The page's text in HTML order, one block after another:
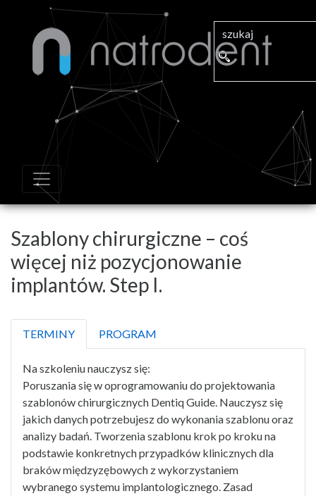
Szablony chirurgiczne – coś
więcej niż pozycjonowanie
implantów. Step I.
TERMINY PROGRAM
Na szkoleniu nauczysz się:
Poruszania się w oprogramowaniu do projektowania
szablonów chirurgicznych Dentiq Guide. Nauczysz się
jakich danych potrzebujesz do wykonania szablonu oraz
analizy badań. Tworzenia szablonu krok po kroku na
podstawie konkretnych przypadków klinicznych dla
braków międzyzębowych z wykorzystaniem
wybranego systemu implantologicznego. Zasad